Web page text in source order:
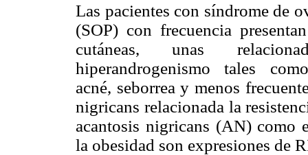
Las pacientes con síndrome de
(SOP) con frecuencia
cutáneas, unas
hiperandrogenismo tales
acné, seborrea y menos
nigricans relacionada la
acantosis nigricans (AN) como
la obesidad son expresiones de